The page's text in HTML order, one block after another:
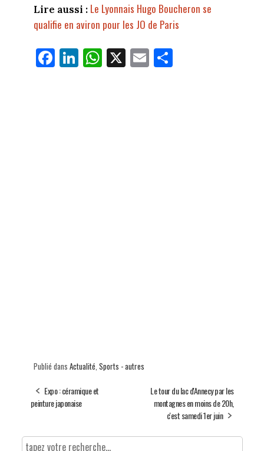
Lire aussi : Le Lyonnais Hugo Boucheron se
qualifie en aviron pour les JO de Paris
Fa
ce
Li
nk
W
ha
X E
m
Pa
Publié dans Actualité, Sports - autres
Expo : céramique et
peinture japonaise
Le tour du lac d'Annecy par les
montagnes en moins de 20h,
c'est samedi 1er juin